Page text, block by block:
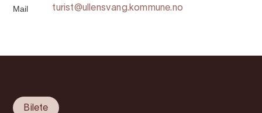
Mail turist@ullensvang.kommune.no
Bilete